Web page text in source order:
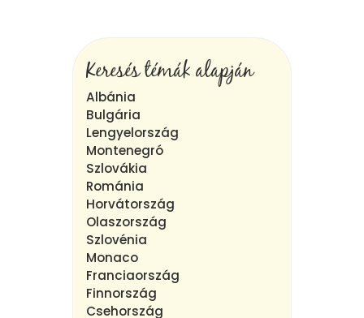
Keresés témák alapján
Albánia
Bulgária
Lengyelország
Montenegró
Szlovákia
Románia
Horvátország
Olaszország
Szlovénia
Monaco
Franciaország
Finnország
Csehország